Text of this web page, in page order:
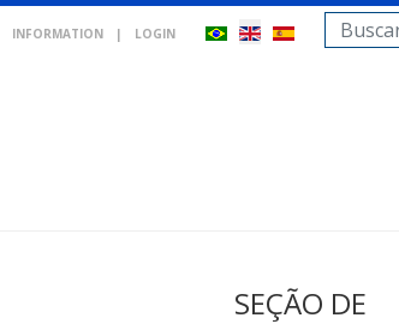
INFORMATION | LOGIN
Search
...